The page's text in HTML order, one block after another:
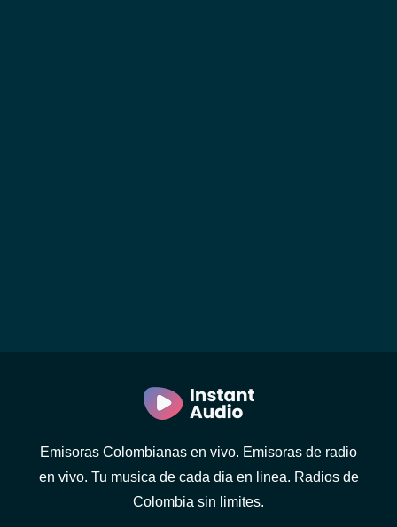
Emisoras Colombianas en vivo. Emisoras de radio
en vivo. Tu musica de cada dia en linea. Radios de
Colombia sin limites.